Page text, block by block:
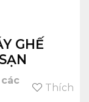
GHẾ
Thích